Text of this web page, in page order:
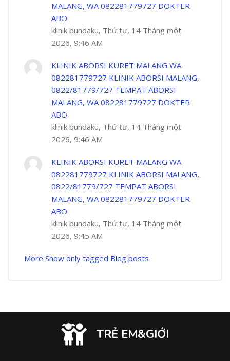
MALANG, WA 082281779727 DOKTER
ABO
klinik bundaku, Thứ tư, 14 Tháng một
2026, 9:46 AM
KLINIK ABORSI KURET MALANG WA
082281779727 KLINIK ABORSI MALANG,
0822/81779/727 TEMPAT ABORSI
MALANG, WA 082281779727 DOKTER
ABO
klinik bundaku, Thứ tư, 14 Tháng một
2026, 9:46 AM
KLINIK ABORSI KURET MALANG WA
082281779727 KLINIK ABORSI MALANG,
0822/81779/727 TEMPAT ABORSI
MALANG, WA 082281779727 DOKTER
ABO
klinik bundaku, Thứ tư, 14 Tháng một
2026, 9:45 AM
More Show only tagged Blog posts
TRẺ EM&GIỚI